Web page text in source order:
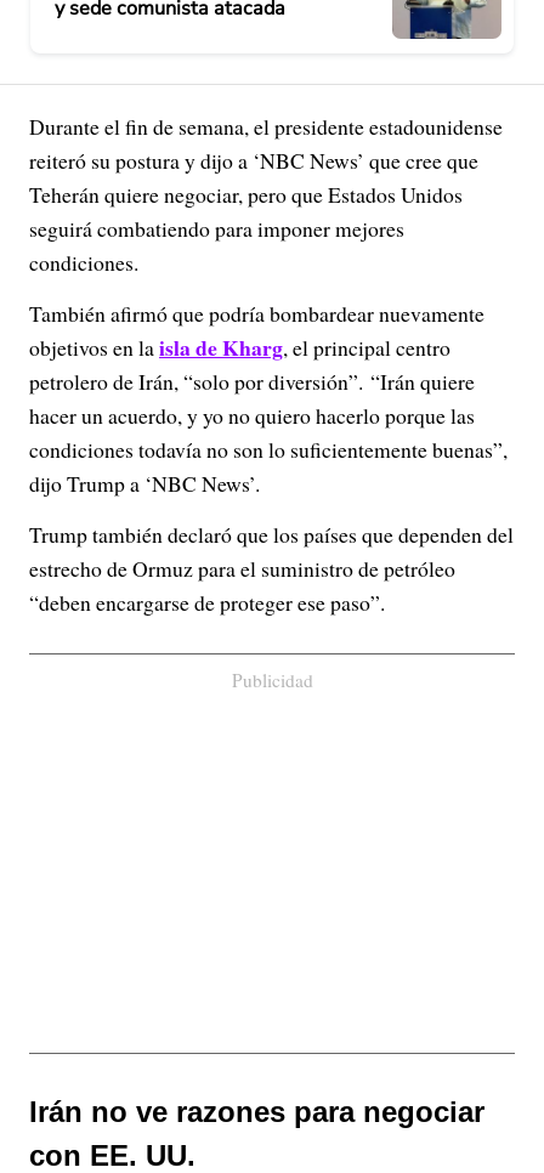
y sede comunista atacada
Durante el fin de semana, el presidente estadounidense
reiteró su postura y dijo a ‘NBC News’ que cree que
Teherán quiere negociar, pero que Estados Unidos
seguirá combatiendo para imponer mejores
condiciones.
También afirmó que podría bombardear nuevamente
objetivos en laisla de Kharg, el principal centro
petrolero de Irán, “solo por diversión”. “Irán quiere
hacer un acuerdo, y yo no quiero hacerlo porque las
condiciones todavía no son lo suficientemente buenas”,
dijo Trump a ‘NBC News’.
Trump también declaró que los países que dependen del
estrecho de Ormuz para el suministro de petróleo
“deben encargarse de proteger ese paso”.
Publicidad
Irán no ve razones para negociar
con EE. UU.